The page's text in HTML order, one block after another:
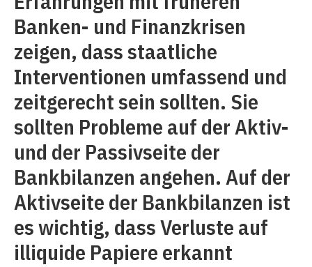
Banken- und Finanzkrisen
zeigen, dass staatliche
Interventionen umfassend und
zeitgerecht sein sollten. Sie
sollten Probleme auf der Aktiv-
und der Passivseite der
Bankbilanzen angehen. Auf der
Aktivseite der Bankbilanzen ist
es wichtig, dass Verluste auf
illiquide Papiere erkannt